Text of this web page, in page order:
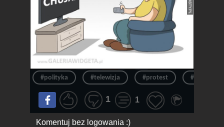
#polityka #telewizja #protest #humor
1 1
Komentuj bez logowania :)